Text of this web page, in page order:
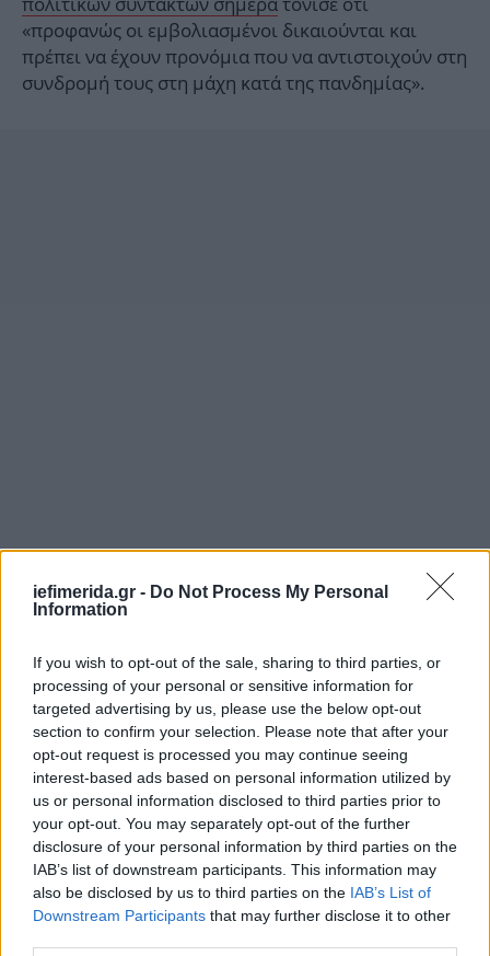
iefimerida.gr - Do Not Process My Personal
Information
If you wish to opt-out of the sale, sharing to third parties, or
processing of your personal or sensitive information for
targeted advertising by us, please use the below opt-out
section to confirm your selection. Please note that after your
opt-out request is processed you may continue seeing
interest-based ads based on personal information utilized by
us or personal information disclosed to third parties prior to
your opt-out. You may separately opt-out of the further
disclosure of your personal information by third parties on the
IAB’s list of downstream participants. This information may
also be disclosed by us to third parties on the IAB’s List of
Downstream Participants that may further disclose it to other
«προφανώς οι εμβολιασμένοι δικαιούνται και
πρέπει να έχουν προνόμια που να αντιστοιχούν στη
συνδρομή τους στη μάχη κατά της πανδημίας».
Από την πλευρά του, ο αναπληρωτής υπουργός